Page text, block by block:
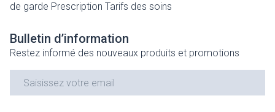
de garde Prescription Tarifs des soins
Bulletin d’information
Restez informé des nouveaux produits et promotions